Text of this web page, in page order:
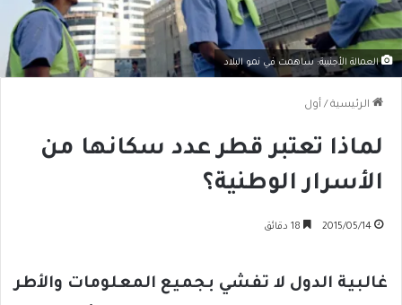
العمالة الأجنبية: ساهمت في نمو البلاد
الرئيسية / أول
لماذا تعتبر قطر عدد سكانها من
الأسرار الوطنية؟
2015/05/14
غالبية الدول لا تفشي بجميع المعلومات والأطر